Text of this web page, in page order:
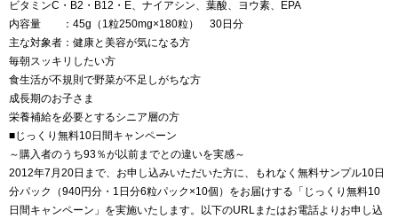
ビタミンC・B2・B12・E、ナイアシン、葉酸、ヨウ素、EPA
内容量 ：45g（1粒250mg×180粒） 30日分
主な対象者：健康と美容が気になる方
毎朝スッキリしたい方
食生活が不規則で野菜が不足しがちな方
成長期のお子さま
栄養補給を必要とするシニア層の方
■じっくり無料10日間キャンペーン
～購入者のうち93％が以前までとの違いを実感～
2012年7月20日まで、お申し込みいただいた方に、もれなく無料サンプル10日
分パック（940円分・1日分6粒パック×10個）をお届けする「じっくり無料10
日間キャンペーン」を実施いたします。以下のURLまたはお電話よりお申し込